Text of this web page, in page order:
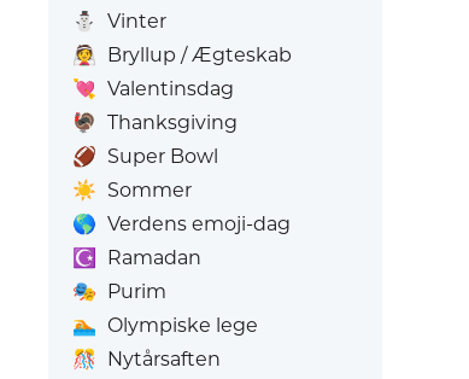
⛄
Vinter
👰 Bryllup / Ægteskab
💘 Valentinsdag
🦃 Thanksgiving
🏈 Super Bowl
☀️ Sommer
🌎 Verdens emoji-dag
☪️
Ramadan
🎭 Purim
🏊 Olympiske lege
🎊
Nytårsaften